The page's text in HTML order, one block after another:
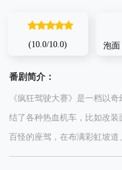
还行
推荐
力荐
(10.0/10.0) 泡面
番剧简介：
《疯狂驾驶大赛》是一档以
结了各种热血机车，比如改
百怪的座驾，在布满彩虹坡道
启无厘头狂飙。节目用搞怪